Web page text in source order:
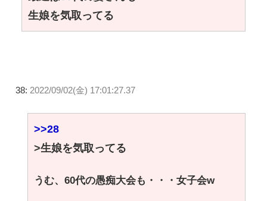
生娘を気取ってる
38: 2022/09/02(金) 17:01:27.37
>>28
>生娘を気取ってる
うむ、60代の愚痴大会も・・・女子会w